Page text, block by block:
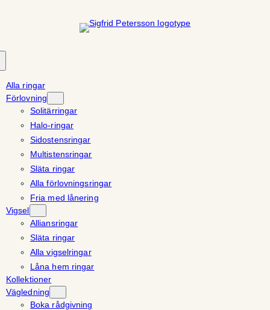
Alla ringar
Förlovning
Solitärringar
Halo-ringar
Sidostensringar
Multistensringar
Släta ringar
Alla förlovningsringar
Fria med lånering
Vigsel
Alliansringar
Släta ringar
Alla vigselringar
Låna hem ringar
Kollektioner
Vägledning
Boka rådgivning